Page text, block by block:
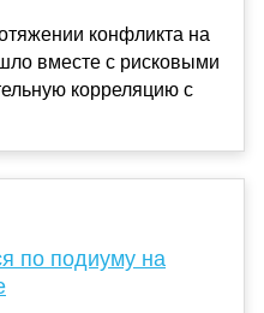
конфликта на
вместе с рисковыми
корреляцию с
по подиуму на